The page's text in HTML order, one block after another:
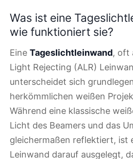
Was ist eine
wie funktioniert sie?
Eine Tageslichtleinwand, oft
Light Rejecting (ALR)
unterscheidet sich
herkömmlichen weißen
Während eine klassische
Licht des Beamers und das
gleichermaßen reflektiert, ist
Leinwand darauf ausgelegt,